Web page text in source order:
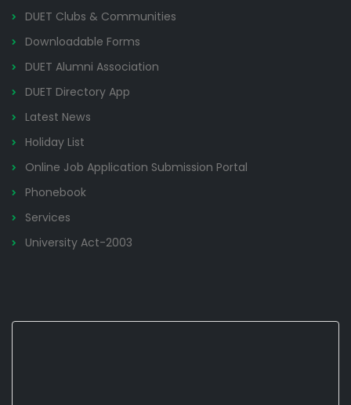
DUET Clubs & Communities
Downloadable Forms
DUET Alumni Association
DUET Directory App
Latest News
Holiday List
Online Job Application Submission Portal
Phonebook
Services
University Act-2003